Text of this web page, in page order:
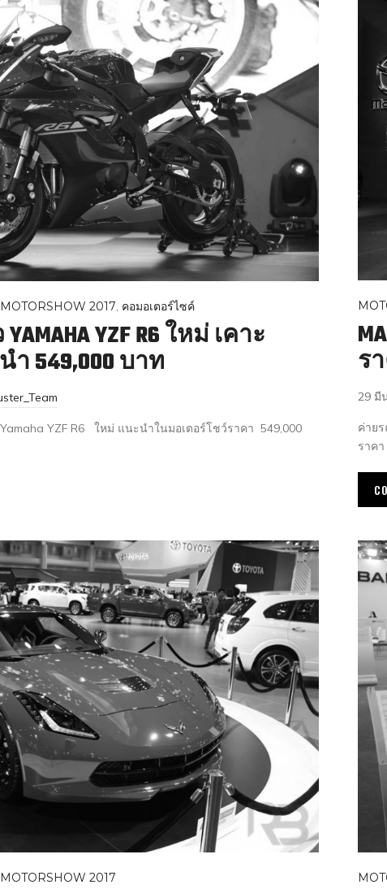
MOTORSHOW 2017, คอมอเตอร์ไซค์
YZF R6 ใหม่ เคาะ
549,000 บาท
YZF R6 ใหม่ แนะนำในมอเตอร์โชว์ราคา 549,000
ร
29 มี
ค่าย
ราค
MOTORSHOW 2017